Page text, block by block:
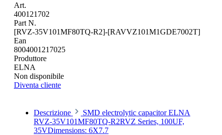
Art.
400121702
Part N.
[RVZ-35V101MF80TQ-R2]-[RAVVZ101M1GDE7002T]
Ean
8004001217025
Produttore
ELNA
Non disponibile
Diventa cliente
Descrizione
SMD electrolytic capacitor ELNA
RVZ-35V101MF80TQ-R2RVZ Series, 100UF,
35VDimensions: 6X7.7